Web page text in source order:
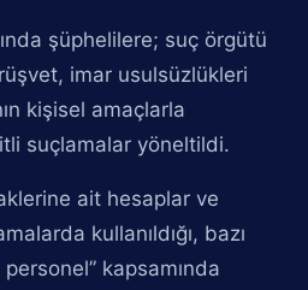
şüphelilere; suç örgütü
imar usulsüzlükleri
kişisel amaçlarla
suçlamalar yöneltildi.
ait hesaplar ve
kullanıldığı, bazı
kapsamında